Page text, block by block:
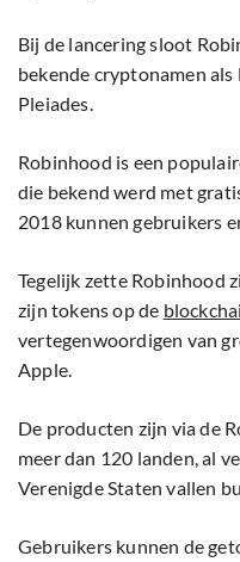
Bij de lancering sloot
bekende cryptonamen
Pleiades.
Robinhood is een
die bekend werd met
2018 kunnen gebruikers
Tegelijk zette Robinhood
zijn tokens op de
vertegenwoordigen van
Apple.
De producten zijn via de
meer dan 120 landen, al
Verenigde Staten vallen
Gebruikers kunnen de